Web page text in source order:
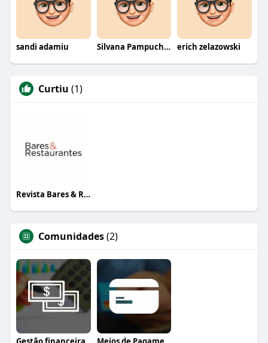
sandi adamiu Silvana Pampuch Andreata erich zelazowski
Curtiu (1)
Revista Bares & Restaurantes
Comunidades(2)